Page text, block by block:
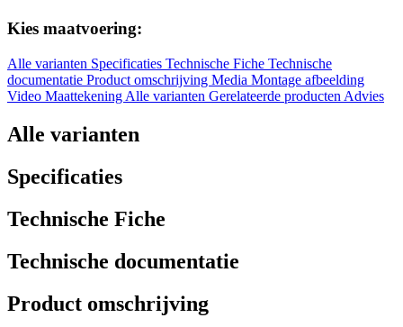
Kies maatvoering:
Alle varianten Specificaties Technische Fiche Technische
documentatie Product omschrijving Media Montage afbeelding
Video Maattekening Alle varianten Gerelateerde producten Advies
Alle varianten
Specificaties
Technische Fiche
Technische documentatie
Product omschrijving